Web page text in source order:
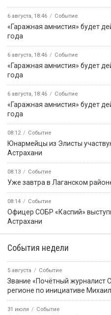
6 августа, 18:46 Событие
«Гаражная амнистия» будет
года
6 августа, 18:46 Событие
«Гаражная амнистия» будет
года
6 августа, 18:46 Событие
«Гаражная амнистия» будет
года
08:12 Событие
Юнармейцы из Элисты
Астрахани
08:13 Событие
Уже завтра в Лаганском
08:14 Событие
Офицер СОБР «Каспий»
Астрахани
События недели
5 августа Событие
Звание «Почётный журналист
регионе по инициативе
31 июля Событие